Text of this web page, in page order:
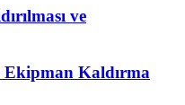
ve
Kaldırma